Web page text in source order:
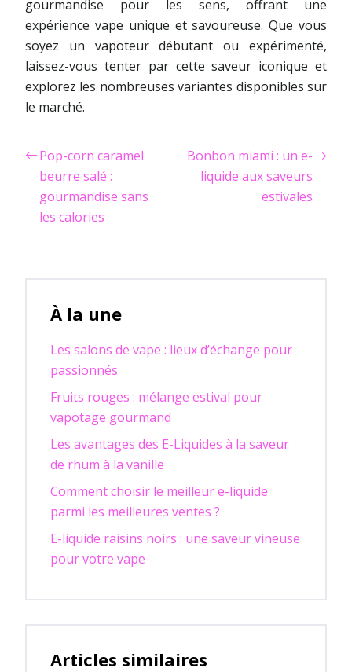
gourmandise pour les sens, offrant une
expérience vape unique et savoureuse. Que vous
soyez un vapoteur débutant ou expérimenté,
laissez-vous tenter par cette saveur iconique et
explorez les nombreuses variantes disponibles sur
le marché.
Pop-corn caramel
beurre salé :
gourmandise sans
les calories
Bonbon miami : un e-
liquide aux saveurs
estivales
À la une
Les salons de vape : lieux d’échange pour
passionnés
Fruits rouges : mélange estival pour
vapotage gourmand
Les avantages des E-Liquides à la saveur
de rhum à la vanille
Comment choisir le meilleur e-liquide
parmi les meilleures ventes ?
E-liquide raisins noirs : une saveur vineuse
pour votre vape
Articles similaires